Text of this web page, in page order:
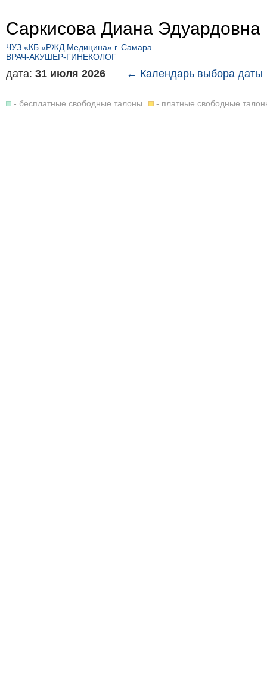
Саркисова Диана Эдуардовна
ЧУЗ «КБ «РЖД Медицина» г. Самара
ВРАЧ-АКУШЕР-ГИНЕКОЛОГ
дата: 31 июля 2026 ← Календарь выбора даты
- бесплатные свободные талоны - платные свободные